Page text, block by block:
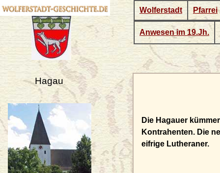
Die Hagauer
Kontrahenten. Die
eifrige Lutheraner.
Wolferstadt Pfarrei
Anwesen im 19.Jh.
Hagau